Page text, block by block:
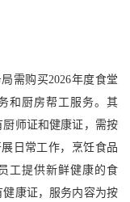
需购买2026年度食堂
和厨房帮工服务。其
师证和健康证，需按
日常工作，烹饪食品
工提供新鲜健康的食
康证，服务内容为按